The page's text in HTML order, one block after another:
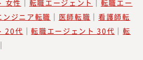
。
ロフェッショナル人材の働
関する調査・研究機関『み
研究所』を立ち上げ、メデ
女性 ｜ 転職エージェント ｜ 転職エー
ンジニア転職 ｜ 医師転職 ｜看護師転
20代 ｜転職エージェント 30代 ｜転
｜